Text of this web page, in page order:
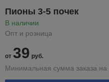
Пионы 3-5 почек
В наличии
Опт и розница
от 39 руб.
Минимальная сумма заказа на